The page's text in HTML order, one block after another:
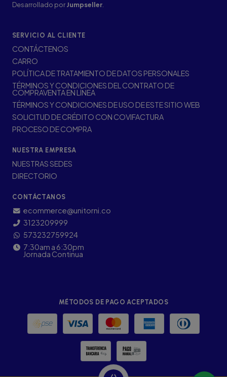
Desarrollado porJumpseller
SERVICIO AL CLIENTE
CONTÁCTENOS
CARRO
POLÍTICA DE TRATAMIENTO DE DATOS PERSONALES
TÉRMINOS Y CONDICIONES DEL CONTRATO DE
COMPRAVENTA EN LÍNEA
TÉRMINOS Y CONDICIONES DE USO DE ESTE SITIO WEB
SOLICITUD DE CRÉDITO CON COVIFACTURA
PROCESO DE COMPRA
NUESTRA EMPRESA
NUESTRAS SEDES
DIRECTORIO
CONTÁCTANOS
ecommerce@unitorni.co
3123209999
573232759924
7:30am a 6:30pm
Jornada Continua
MÉTODOS DE PAGO ACEPTADOS